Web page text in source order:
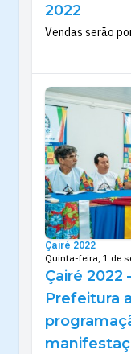
2022
Vendas serão
Çairé 2022
Quinta-feira, 1 de
Çairé 2022
Prefeitura